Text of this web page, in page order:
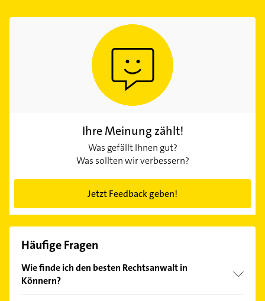
Ihre Meinung zählt!
Was gefällt Ihnen gut?
Was sollten wir verbessern?
Jetzt Feedback geben!
Häufige Fragen
Wie finde ich den besten Rechtsanwalt in
Könnern?